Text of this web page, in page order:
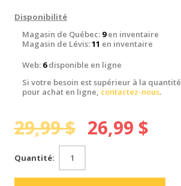
Disponibilité
Magasin de Québec: 9en inventaire
Magasin de Lévis:11 en inventaire
Web: 6disponible en ligne
Si votre besoin est supérieur à la quantité
pour achat en ligne, contactez-nous.
29,99 $ 26,99 $
Quantité: